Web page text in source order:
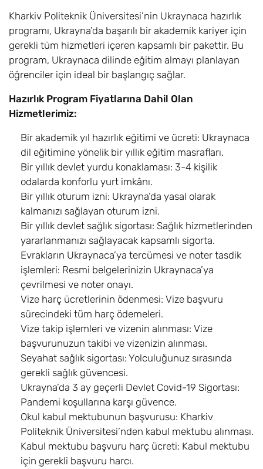
Kharkiv Politeknik Üniversitesi’nin Ukraynaca hazırlık
programı, Ukrayna’da başarılı bir akademik kariyer için
gerekli tüm hizmetleri içeren kapsamlı bir pakettir. Bu
program, Ukraynaca dilinde eğitim almayı planlayan
öğrenciler için ideal bir başlangıç sağlar.
Hazırlık Program Fiyatlarına Dahil Olan
Hizmetlerimiz:
Bir akademik yıl hazırlık eğitimi ve ücreti: Ukraynaca
dil eğitimine yönelik bir yıllık eğitim masrafları.
Bir yıllık devlet yurdu konaklaması: 3-4 kişilik
odalarda konforlu yurt imkânı.
Bir yıllık oturum izni: Ukrayna’da yasal olarak
kalmanızı sağlayan oturum izni.
Bir yıllık devlet sağlık sigortası: Sağlık hizmetlerinden
yararlanmanızı sağlayacak kapsamlı sigorta.
Evrakların Ukraynaca’ya tercümesi ve noter tasdik
işlemleri: Resmi belgelerinizin Ukraynaca’ya
çevrilmesi ve noter onayı.
Vize harç ücretlerinin ödenmesi: Vize başvuru
sürecindeki tüm harç ödemeleri.
Vize takip işlemleri ve vizenin alınması: Vize
başvurunuzun takibi ve vizenizin alınması.
Seyahat sağlık sigortası: Yolculuğunuz sırasında
gerekli sağlık güvencesi.
Ukrayna’da 3 ay geçerli Devlet Covid-19 Sigortası:
Pandemi koşullarına karşı güvence.
Okul kabul mektubunun başvurusu: Kharkiv
Politeknik Üniversitesi’nden kabul mektubu alınması.
Kabul mektubu başvuru harç ücreti: Kabul mektubu
için gerekli başvuru harcı.